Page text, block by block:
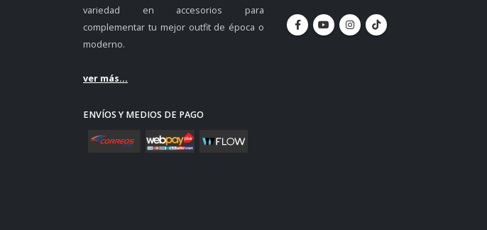
variedad en accesorios para
complementar tu mejor outfit de época o
moderno.
ver más...
ENVÍOS Y MEDIOS DE PAGO